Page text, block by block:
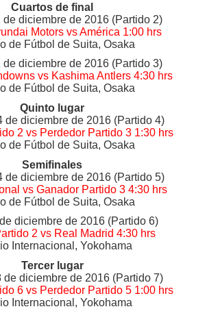
Cuartos de final
de diciembre de 2016 (Partido 2)
Motors vs América 1:00 hrs
de Fútbol de Suita, Osaka
de diciembre de 2016 (Partido 3)
vs Kashima Antlers 4:30 hrs
de Fútbol de Suita, Osaka
Quinto lugar
de diciembre de 2016 (Partido 4)
2 vs Perdedor Partido 3 1:30 hrs
de Fútbol de Suita, Osaka
Semifinales
de diciembre de 2016 (Partido 5)
vs Ganador Partido 3 4:30 hrs
de Fútbol de Suita, Osaka
diciembre de 2016 (Partido 6)
2 vs Real Madrid 4:30 hrs
Internacional, Yokohama
Tercer lugar
de diciembre de 2016 (Partido 7)
6 vs Perdedor Partido 5 1:00 hrs
Internacional, Yokohama